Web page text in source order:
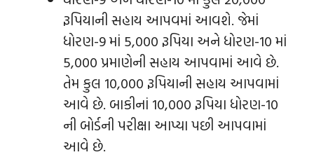
રૂપિયાની સહાય આપવમાં આવશે. જેમાં
ધોરણ-9 માં 5,000 રૂપિયા અને ધોરણ-10 માં
5,000 પ્રમાણેની સહાય આપવામાં આવે છે.
તેમ કુલ 10,000 રૂપિયાની સહાય આપવામાં
આવે છે. બાકીનાં 10,000 રૂપિયા ધોરણ-10
ની બોર્ડની પરીક્ષા આપ્યા પછી આપવામાં
આવે છે.